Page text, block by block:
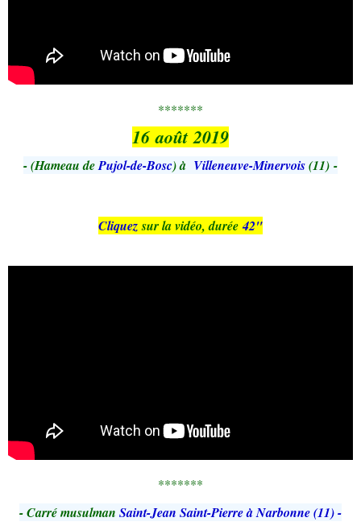
*******
16 août 2019
-(Hameau dePujol-de-Bosc) à Villeneuve-Minervois(11) -
Cliquezsur la vidéo, durée42"
*******
- Carré musulman Saint-Jean Saint-Pierre à Narbonne (11) -